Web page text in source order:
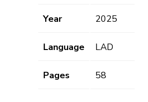
Year 2025
Language LAD
Pages 58